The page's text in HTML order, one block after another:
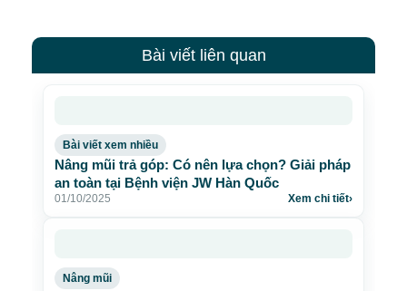
Bài viết liên quan
Bài viết xem nhiều
Nâng mũi trả góp: Có nên lựa chọn? Giải pháp
an toàn tại Bệnh viện JW Hàn Quốc
01/10/2025 Xem chi tiết›
Nâng mũi